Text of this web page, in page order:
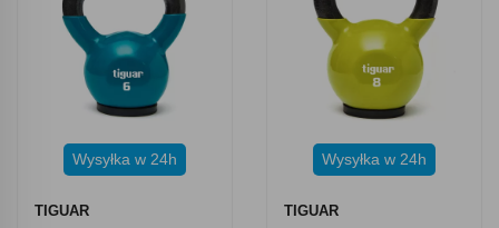
Wysyłka w 24h
TIGUAR
Wysyłka w 24h
TIGUAR